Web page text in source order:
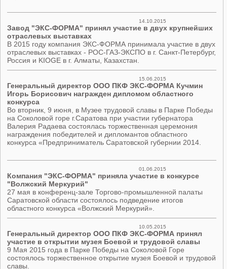
14.10.2015
Завод "ЭКС-ФОРМА" принял участие в двух крупнейших
отраслевых выставках
В 2015 году компания ЭКС-ФОРМА принимала участие в двух
отраслевых выставках - РОС-ГАЗ-ЭКСПО в г. Санкт-Петербург,
Россия и KIOGE в г. Алматы, Казахстан.
15.06.2015
Генеральный директор ООО ПКФ ЭКС-ФОРМА Кучмин
Игорь Борисович награжден дипломом областного
конкурса
Во вторник, 9 июня, в Музее трудовой славы в Парке Победы
на Соколовой горе г.Саратова при участии губернатора
Валерия Радаева состоялась торжественная церемония
награждения победителей и дипломантов областного
конкурса «Предприниматель Саратовской губернии 2014.
01.06.2015
Компания "ЭКС-ФОРМА" приняла участие в конкурсе
"Волжский Меркурий"
27 мая в конференц-зале Торгово-промышленной палаты
Саратовской области состоялось подведение итогов
областного конкурса «Волжский Меркурий».
10.05.2015
Генеральный директор ООО ПКФ ЭКС-ФОРМА принял
участие в открытии музея Боевой и трудовой славы
9 Мая 2015 года в Парке Победы на Соколовой Горе
состоялось торжественное открытие музея Боевой и трудовой
славы.